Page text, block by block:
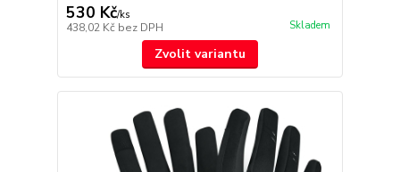
530 Kč/ks
438,02 Kč bez DPH Skladem
Zvolit variantu